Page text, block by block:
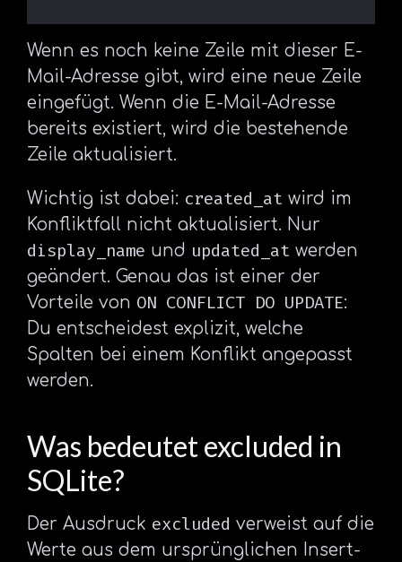
Wenn es noch keine Zeile mit dieser E-
Mail-Adresse gibt, wird eine neue Zeile
eingefügt. Wenn die E-Mail-Adresse
bereits existiert, wird die bestehende
Zeile aktualisiert.
Wichtig ist dabei: created_at wird im
Konfliktfall nicht aktualisiert. Nur
display_name und updated_at werden
geändert. Genau das ist einer der
Vorteile von ON CONFLICT DO UPDATE:
Du entscheidest explizit, welche
Spalten bei einem Konflikt angepasst
werden.
Was bedeutet excluded in
SQLite?
Der Ausdruck excluded verweist auf die
Werte aus dem ursprünglichen Insert-